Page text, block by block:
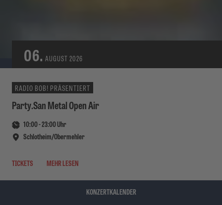
06. AUGUST 2026
RADIO BOB! PRÄSENTIERT
Party.San Metal Open Air
10:00-23:00Uhr
Schlotheim/Obermehler
TICKETS MEHR LESEN
KONZERTKALENDER